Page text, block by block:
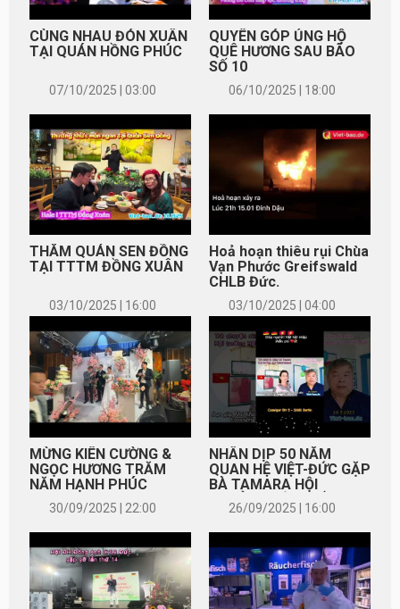
CÙNG NHAU ĐÓN XUÂN
TẠI QUÁN HỒNG PHÚC
07/10/2025 | 03:00
QUYÊN GÓP ỦNG HỘ
QUÊ HƯƠNG SAU BÃO
SỐ 10
06/10/2025 | 18:00
THĂM QUÁN SEN ĐỒNG
TẠI TTTM ĐỒNG XUÂN
03/10/2025 | 16:00
Hoả hoạn thiêu rụi Chùa
Vạn Phước Greifswald
CHLB Đức.
03/10/2025 | 04:00
MỪNG KIÊN CƯỜNG &
NGỌC HƯƠNG TRĂM
NĂM HẠNH PHÚC
30/09/2025 | 22:00
NHÂN DỊP 50 NĂM
QUAN HỆ VIỆT-ĐỨC GẶP
BÀ TAMARA HỘI
TRƯỞNG HỘI TRỐNG
CƠM26/09/2025 | 16:00